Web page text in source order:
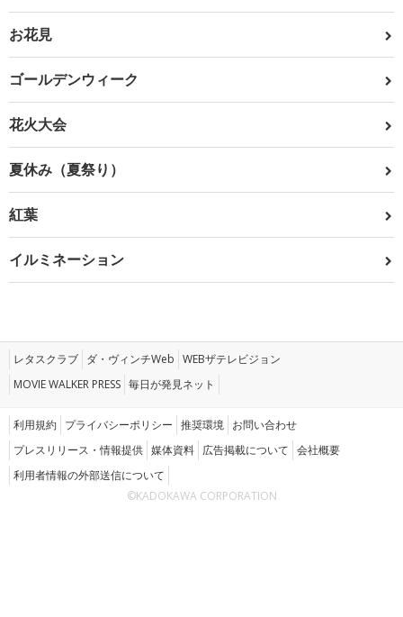
お花見
ゴールデンウィーク
花火大会
夏休み（夏祭り）
紅葉
イルミネーション
レタスクラブ ダ・ヴィンチWeb WEBザテレビジョン
MOVIE WALKER PRESS 毎日が発見ネット
利用規約 プライバシーポリシー 推奨環境 お問い合わせ
プレスリリース・情報提供 媒体資料 広告掲載について 会社概要
利用者情報の外部送信について
©KADOKAWA CORPORATION